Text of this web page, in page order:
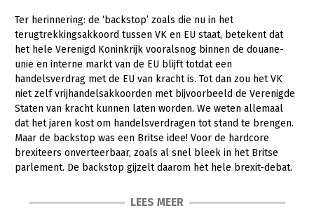
Ter herinnering: de ‘backstop’ zoals die nu in het
terugtrekkingsakkoord tussen VK en EU staat, betekent dat
het hele Verenigd Koninkrijk vooralsnog binnen de douane-
unie en interne markt van de EU blijft totdat een
handelsverdrag met de EU van kracht is. Tot dan zou het VK
niet zelf vrijhandelsakkoorden met bijvoorbeeld de Verenigde
Staten van kracht kunnen laten worden. We weten allemaal
dat het jaren kost om handelsverdragen tot stand te brengen.
Maar de backstop was een Britse idee! Voor de hardcore
brexiteers onverteerbaar, zoals al snel bleek in het Britse
parlement. De backstop gijzelt daarom het hele brexit-debat.
LEES MEER